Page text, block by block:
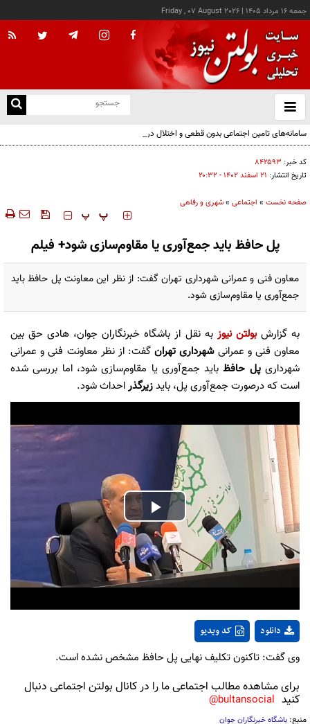
جمعه ۱۶ مرداد ۱۴۰۵ |
Friday , 07 August 2026
باز
و
سامانه‌های تامین اجتماعی بدون قطعی و اختلال در دسترس است
کد خبر: ۸۴۲۵۹۳
تاریخ انتشار: ۲۱ اسفند ۱۴۰۲ - ۲۰:۳۲
صفحه نخست » اجتماعی »شهری و رفاهی
‍‍‍ پ پ
پل حافظ باید جمع‌آوری یا مقاوم‌سازی شود+ فیلم
معاون فنی و عمرانی شهرداری تهران گفت: از نظر این معاونت پل حافظ باید
جمع‌آوری یا مقاوم‌سازی شود.
به گزارشبولتن نیوز به نقل از باشگاه خبرنگاران جوان، هادی حق بین
معاون فنی و عمرانیشهرداری تهرانگفت: از نظر معاونت فنی و عمرانی
شهرداریپل حافظباید جمع‌آوری یا مقاوم‌سازی شود، اما بررسی شده
است که درصورت جمع‌آوری پل، بایدزیرگذراحداث شود.
Play
Video
کد ویدیو دانلود
وی گفت: تاکنون تکلیف نهایی پل حافظ مشخص نشده است.
برای مشاهده مطالب اجتماعی ما را در کانال بولتن اجتماعی دنبال
کنید bultansocial@
منبع: باشگاه خبرنگاران جوان